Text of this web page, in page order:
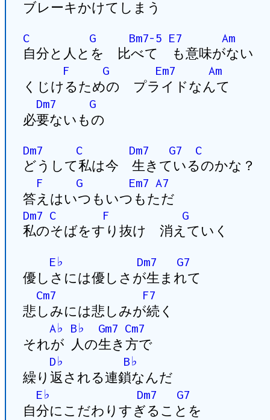
ブレーキかけてしまう
C G Bm7-5 E7
Am
自分と人とを 比べて も意味がない
F
G Em7
Am
くじけるための プライドなんて
Dm7
G
必要ないもの
Dm7 C Dm7 G7
C
どうして私は今 生きているのかな？
F
G Em7 A7
答えはいつもいつもただ
Dm7 C F
G
私のそばをすり抜け 消えていく
E♭ Dm7
G7
優しさには優しさが生まれて
Cm7
F7
悲しみには悲しみが続く
A♭
B♭ Gm7 Cm7
それが 人の生き方で
D♭
B♭
繰り返される連鎖なんだ
E♭
Dm7
G7
自分にこだわりすぎることを